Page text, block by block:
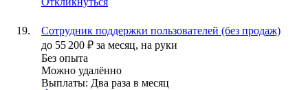
Сотрудник поддержки пользователей (без продаж)
до 55 200 ₽ за месяц, на руки
Без опыта
Можно удалённо
Выплаты: Два раза в месяц